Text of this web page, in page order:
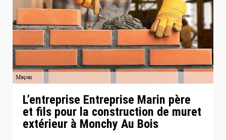
L’entreprise Entreprise Marin père
et fils pour la construction de muret
extérieur à Monchy Au Bois